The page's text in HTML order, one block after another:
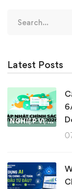
for:
Latest Posts
NGHIỆP VỤ KẾ TOÁN & THUẾ